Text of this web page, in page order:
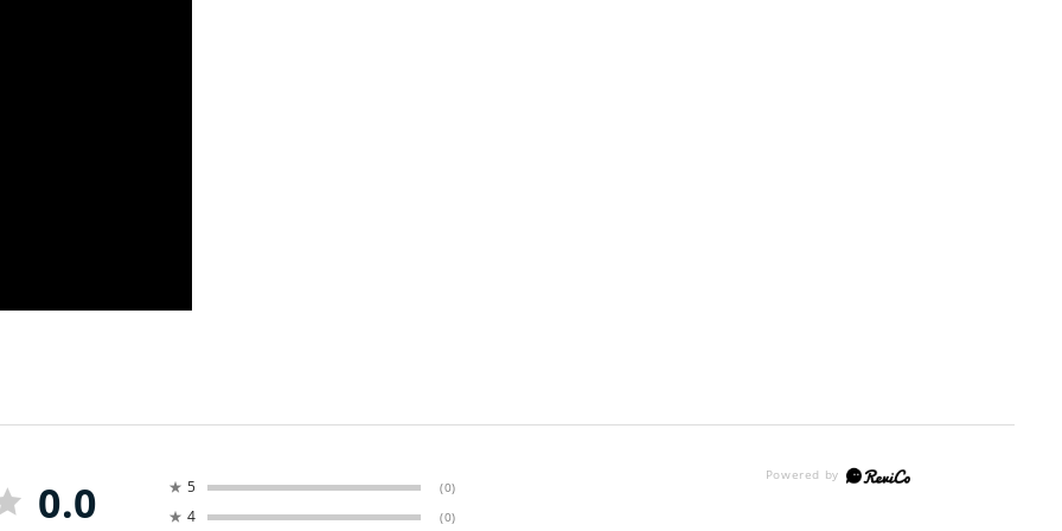
0.0 ★ 5 (0)
★ 4 (0)